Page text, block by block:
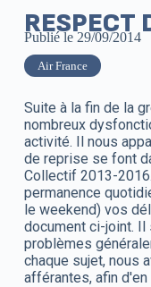
RESPECT
Publié le 29/09/2014
Air France
Suite à la fin de la
nombreux
activité. Il nous
de reprise se font
Collectif 2013-
permanence
le weekend) vos
document ci-joint.
problèmes
chaque sujet, nous
afférantes, afin